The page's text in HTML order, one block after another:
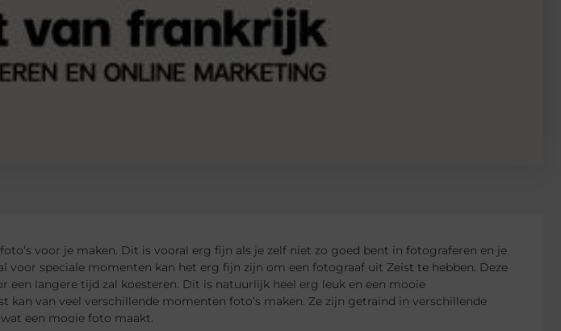
voor je maken. Dit is vooral erg fijn als je zelf niet zo goed bent in fotograferen en je
voor speciale momenten kan het erg fijn zijn om een fotograaf uit Zeist te hebben. Deze
een langere tijd zal koesteren. Dit is natuurlijk heel erg leuk en een mooie
kan van veel verschillende momenten foto’s maken. Ze zijn getraind in verschillende
een mooie foto maakt.